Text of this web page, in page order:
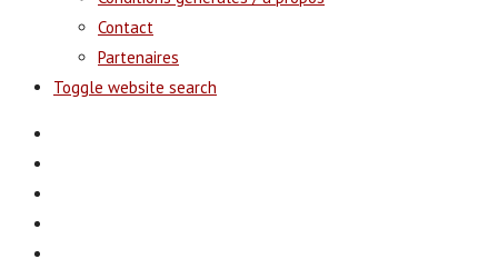
Contact
Partenaires
Toggle website search